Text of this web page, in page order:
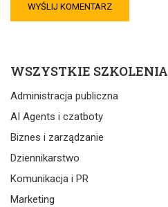
WSZYSTKIE SZKOLENIA
Administracja publiczna
AI Agents i czatboty
Biznes i zarządzanie
Dziennikarstwo
Komunikacja i PR
Marketing